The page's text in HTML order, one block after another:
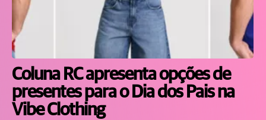
Coluna RC apresenta opções de
presentes para o Dia dos Pais na
Vibe Clothing